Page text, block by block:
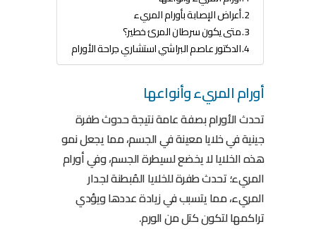
أعراض الإصابة بأورام المريء
متى يكون سرطان المرئ خطير؟
الدكتور عاصم البراشي استشاري جراحة الأورام
أورام المريء وأنواعها
تحدث الأورام بصفة عامة نتيجة حدوث طفرة
جينية في خلايا معينة في الجسم، مما يجعل نمو
هذه الخلايا لا يخضع لسيطرة الجسم، وفي أورام
المريء؛ تحدث طفرة للخلايا المُبطنة لجدار
المريء، مما يتسبب في زيادة عددها ويؤدي
تراكمها لتكون كتل من الورم.